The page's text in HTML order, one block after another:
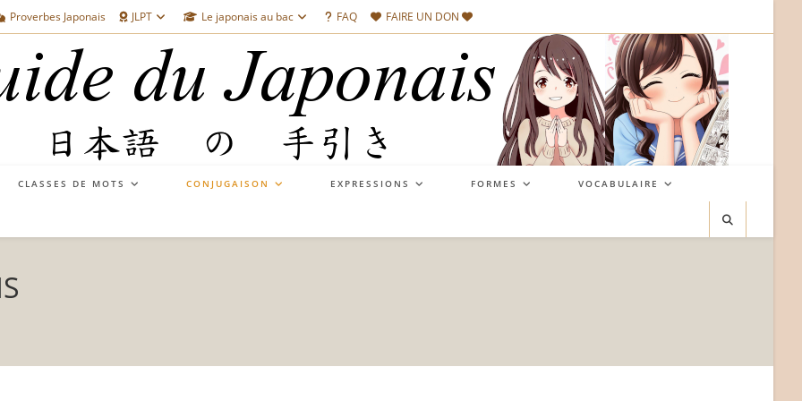
Proverbes Japonais JLPT Le japonais au bac FAQ FAIRE UN DON
CLASSES DE MOTS CONJUGAISON EXPRESSIONS FORMES VOCABULAIRE